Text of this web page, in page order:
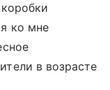
ко мне
в возрасте